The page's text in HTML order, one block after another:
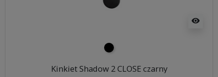
visibility
czarny
Kinkiet Shadow 2 CLOSE czarny